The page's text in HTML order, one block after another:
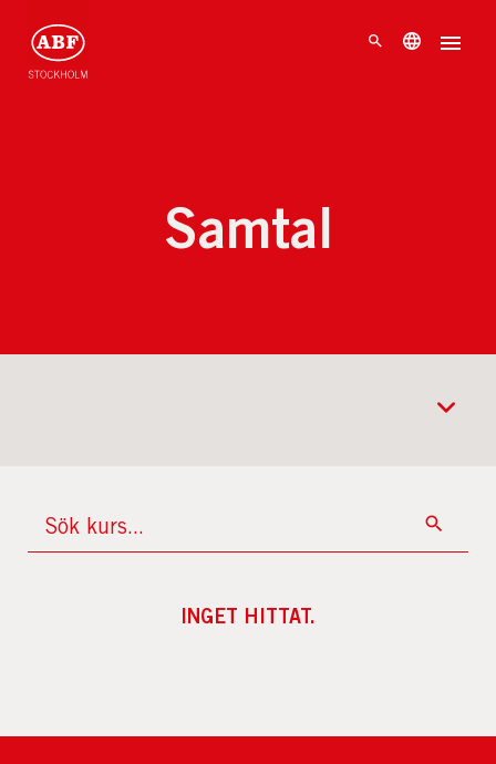
Samtal
INGET HITTAT.